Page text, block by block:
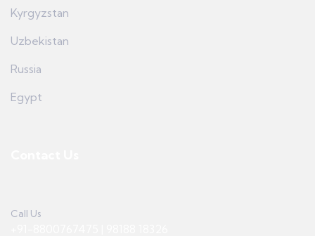
Kyrgyzstan
Uzbekistan
Russia
Egypt
Call Us